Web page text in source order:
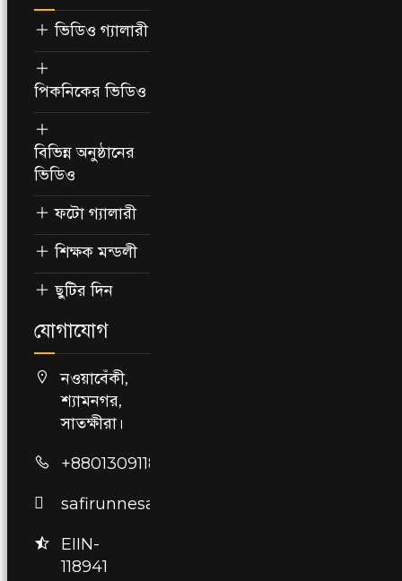
ভিডিও গ্যালারী
পিকনিকের ভিডিও
বিভিন্ন অনুষ্ঠানের
ভিডিও
ফটো গ্যালারী
শিক্ষক মন্ডলী
ছুটির দিন
যোগাযোগ
নওয়াবেঁকী,
শ্যামনগর,
সাতক্ষীরা।
+8801309118941
safirunnesagirlshighschool@gmail.com
EIIN-
118941